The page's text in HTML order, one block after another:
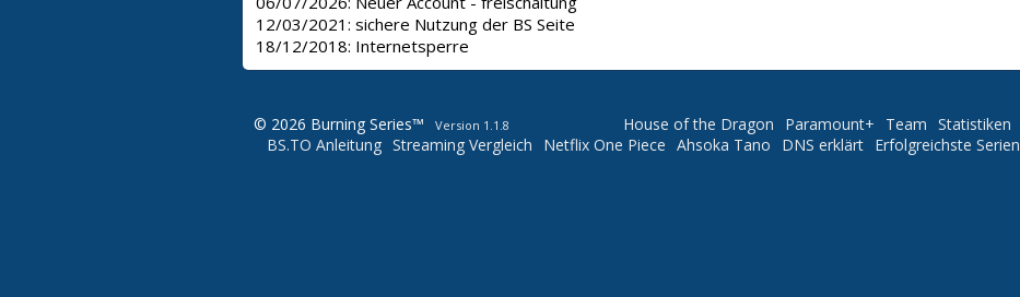
12/03/2021: sichere Nutzung der BS Seite
18/12/2018: Internetsperre
© 2026 Burning Series™ Version 1.1.8 Statistiken
Team
Paramount+
House of the Dragon
Erfolgreichste Serien
DNS erklärt
Ahsoka Tano
Netflix One Piece
Streaming Vergleich
BS.TO Anleitung